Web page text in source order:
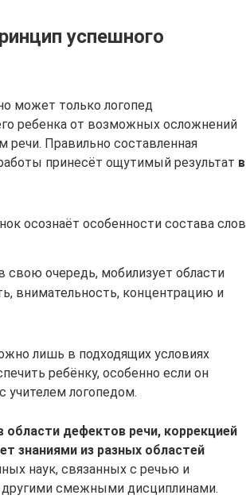
успешного
может только логопед
ребенка от возможных осложнений
речи. Правильно составленная
принесёт ощутимый результат в
осознаёт особенности состава слов
свою очередь, мобилизует области
внимательность, концентрацию и
лишь в подходящих условиях
ребёнку, особенно если он
учителем логопедом.
дефектов речи, коррекцией
знаниями из разных областей
наук, связанных с речью и
другими смежными дисциплинами.